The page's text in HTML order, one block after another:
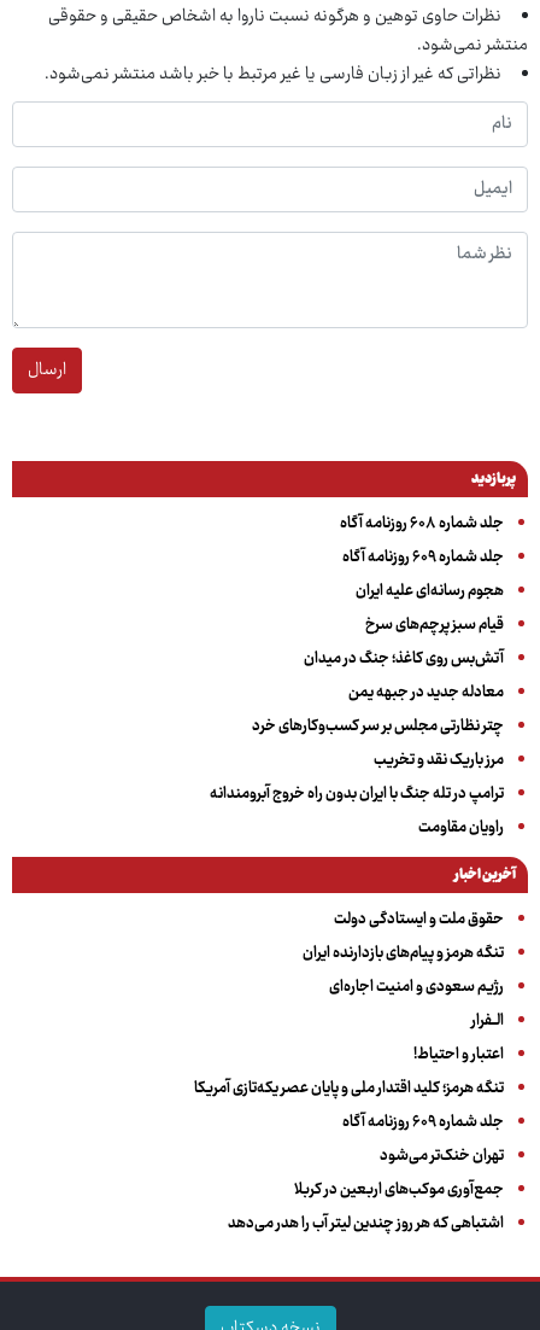
نظرات حاوی توهین و هرگونه نسبت ناروا به اشخاص حقیقی و حقوقی
منتشر نمی‌شود.
نظراتی که غیر از زبان فارسی یا غیر مرتبط با خبر باشد منتشر نمی‌شود.
ارسال
پربازدید
جلد شماره ۶۰۸ روزنامه آگاه
جلد شماره ۶۰۹ روزنامه آگاه
هجوم رسانه‌ای علیه ایران
قیام سبز پرچم‌های سرخ
آتش‌بس روی کاغذ؛ جنگ در میدان
معادله جدید در جبهه یمن
چتر نظارتی مجلس بر سر کسب‌وکارهای خرد
مرز باریک نقد و تخریب
ترامپ در تله جنگ با ایران بدون راه خروج آبرومندانه
راویان مقاومت
آخرین اخبار
حقوق ملت و ایستادگی دولت
تنگه هرمز و پیام‌های بازدارنده ایران
رژیم سعودی و امنیت اجاره‌ای
الــفرار
اعتبار و احتیاط!
تنگه هرمز؛ کلید اقتدار ملی و پایان عصر یکه‌تازی آمریکا
جلد شماره ۶۰۹ روزنامه آگاه
تهران خنک‌تر می‌شود
جمع‌آوری موکب‌های اربعین در کربلا
اشتباهی که هر روز چندین لیتر آب را هدر می‌دهد